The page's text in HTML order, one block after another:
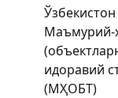
Маъмурий-
идоравий
(МҲОБТ)